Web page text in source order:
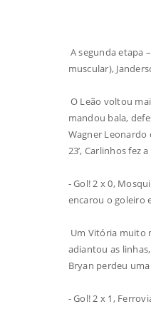
A segunda etapa
muscular),
O Leão voltou
mandou bala,
Wagner Leonardo
23’, Carlinhos fez
- Gol! 2 x 0,
encarou o goleiro
Um Vitória muito
adiantou as
Bryan perdeu
- Gol! 2 x 1,